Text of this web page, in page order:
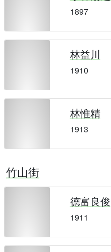
1897
林益川
1910
林惟精
1913
竹山街
德富良俊
1911